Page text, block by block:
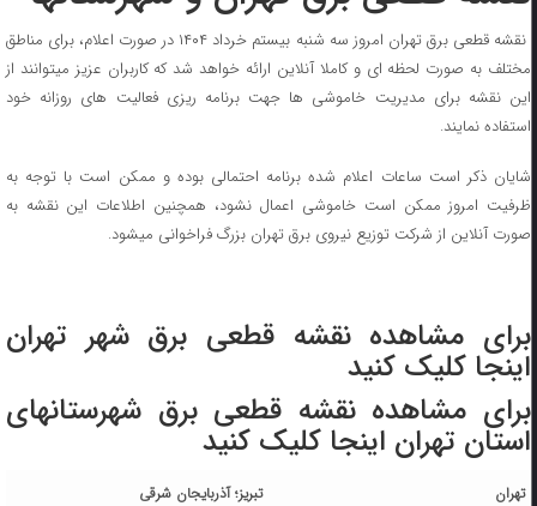
نقشه قطعی برق تهران امروز سه شنبه بیستم خرداد ۱۴۰۴ در صورت اعلام، برای مناطق
مختلف به صورت لحظه ای و کاملا آنلاین ارائه خواهد شد که کاربران عزیز میتوانند از
این نقشه برای مدیریت خاموشی ها جهت برنامه ریزی فعالیت های روزانه خود
استفاده نمایند.
شایان ذکر است ساعات اعلام شده برنامه احتمالی بوده و ممکن است با توجه به
ظرفیت امروز ممکن است خاموشی اعمال نشود، همچنین اطلاعات این نقشه به
صورت آنلاین از شرکت توزیع نیروی برق تهران بزرگ فراخوانی میشود.
برای مشاهده نقشه قطعی برق شهر تهران
اینجا کلیک کنید
برای مشاهده نقشه قطعی برق شهرستانهای
استان تهران اینجا کلیک کنید
تهران تبریز؛ آذربایجان شرقی